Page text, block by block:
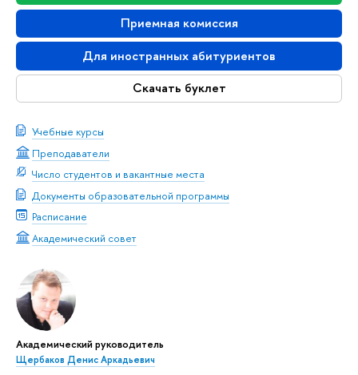
Приемная комиссия
Для иностранных абитуриентов
Скачать буклет
Учебные курсы
Преподаватели
Число студентов и вакантные места
Документы образовательной программы
Расписание
Академический совет
Академический руководитель
Щербаков Денис Аркадьевич